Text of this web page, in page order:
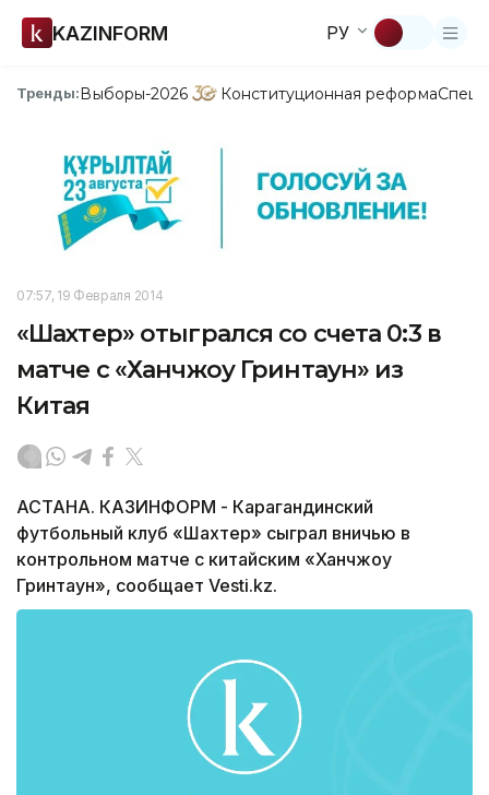
KAZINFORM РУ
Тренды:Выборы-2026 Конституционная реформа
07:57, 19 Февраля 2014
«Шахтер» отыгрался со счета 0:3 в
матче с «Ханчжоу Гринтаун» из
Китая
АСТАНА. КАЗИНФОРМ - Карагандинский
футбольный клуб «Шахтер» сыграл вничью в
контрольном матче с китайским «Ханчжоу
Гринтаун», сообщает Vesti.kz.